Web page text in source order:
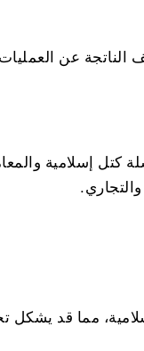
عن العمليات
كتل إسلامية
مما قد يشكل